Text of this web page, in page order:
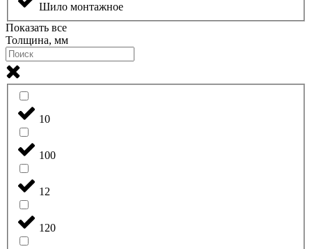
Шило монтажное
Показать все
Толщина, мм
10
100
12
120